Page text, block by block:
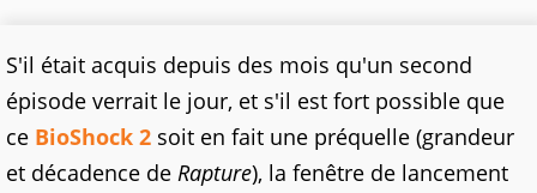
S'il était acquis depuis des mois qu'un second
épisode verrait le jour, et s'il est fort possible que
ce BioShock 2 soit en fait une préquelle (grandeur
et décadence de Rapture), la fenêtre de lancement